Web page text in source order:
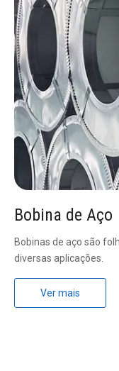
Bobina de Aço
Bobinas de aço são
diversas aplicações.
Ver mais